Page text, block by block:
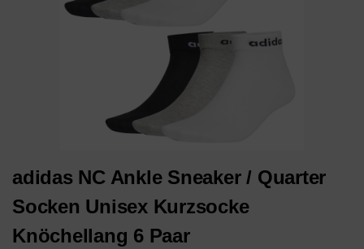
adidas NC Ankle Sneaker / Quarter
Socken Unisex Kurzsocke
Knöchellang 6 Paar